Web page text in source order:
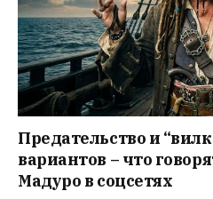
Предательство и
вариантов – что
Мадуро в соцсетях